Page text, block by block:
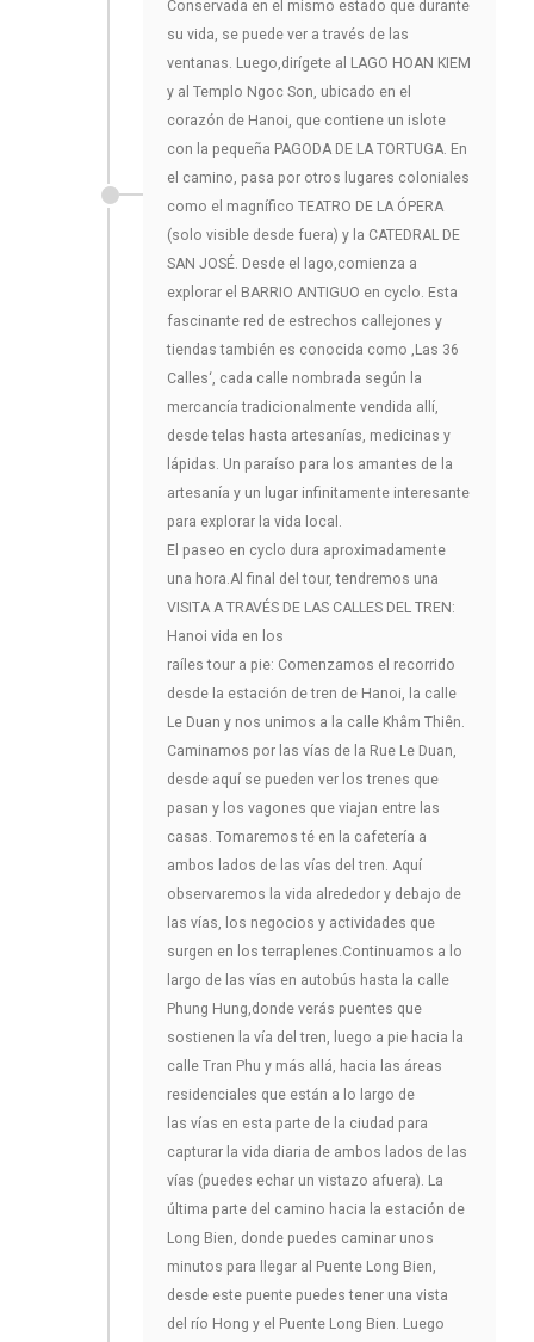
Conservada en el mismo estado que durante
su vida, se puede ver a través de las
ventanas. Luego,dirígete al LAGO HOAN KIEM
y al Templo Ngoc Son, ubicado en el
corazón de Hanoi, que contiene un islote
con la pequeña PAGODA DE LA TORTUGA. En
el camino, pasa por otros lugares coloniales
como el magnífico TEATRO DE LA ÓPERA
(solo visible desde fuera) y la CATEDRAL DE
SAN JOSÉ. Desde el lago,comienza a
explorar el BARRIO ANTIGUO en cyclo. Esta
fascinante red de estrechos callejones y
tiendas también es conocida como ‚Las 36
Calles‘, cada calle nombrada según la
mercancía tradicionalmente vendida allí,
desde telas hasta artesanías, medicinas y
lápidas. Un paraíso para los amantes de la
artesanía y un lugar infinitamente interesante
para explorar la vida local.
El paseo en cyclo dura aproximadamente
una hora.Al final del tour, tendremos una
VISITA A TRAVÉS DE LAS CALLES DEL TREN:
Hanoi vida en los
raíles tour a pie: Comenzamos el recorrido
desde la estación de tren de Hanoi, la calle
Le Duan y nos unimos a la calle Khâm Thiên.
Caminamos por las vías de la Rue Le Duan,
desde aquí se pueden ver los trenes que
pasan y los vagones que viajan entre las
casas. Tomaremos té en la cafetería a
ambos lados de las vías del tren. Aquí
observaremos la vida alrededor y debajo de
las vías, los negocios y actividades que
surgen en los terraplenes.Continuamos a lo
largo de las vías en autobús hasta la calle
Phung Hung,donde verás puentes que
sostienen la vía del tren, luego a pie hacia la
calle Tran Phu y más allá, hacia las áreas
residenciales que están a lo largo de
las vías en esta parte de la ciudad para
capturar la vida diaria de ambos lados de las
vías (puedes echar un vistazo afuera). La
última parte del camino hacia la estación de
Long Bien, donde puedes caminar unos
minutos para llegar al Puente Long Bien,
desde este puente puedes tener una vista
del río Hong y el Puente Long Bien. Luego